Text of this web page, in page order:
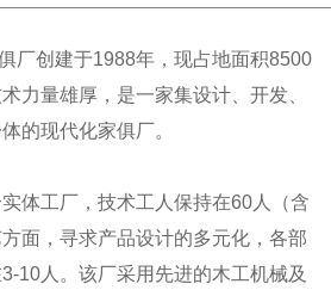
厂创建于1988年，现占地面积8500
力量雄厚，是一家集设计、开发、
的现代化家俱厂。
工厂，技术工人保持在60人（含
面，寻求产品设计的多元化，各部
10人。该厂采用先进的木工机械及